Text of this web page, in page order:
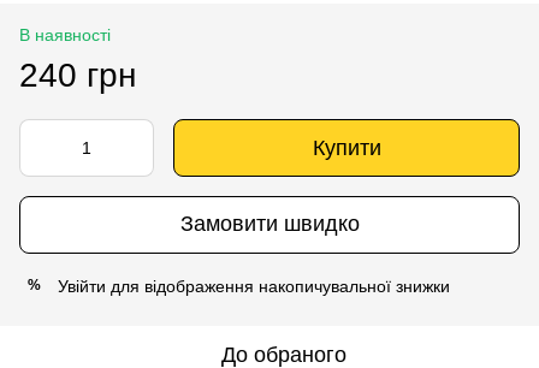
В наявності
240 грн
Купити
Замовити швидко
% Увійти для відображення накопичувальної знижки
До обраного